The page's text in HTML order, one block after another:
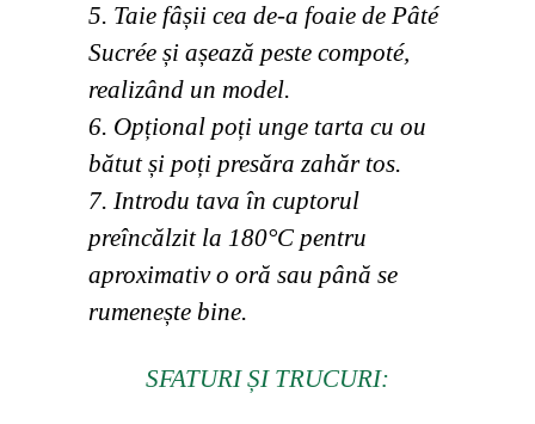
5. Taie fâșii cea de-a foaie de Pâté
Sucrée și așează peste compoté,
realizând un model.
6. Opțional poți unge tarta cu ou
bătut și poți presăra zahăr tos.
7. Introdu tava în cuptorul
preîncălzit la 180°C pentru
aproximativ o oră sau până se
rumenește bine.
SFATURI ȘI TRUCURI: